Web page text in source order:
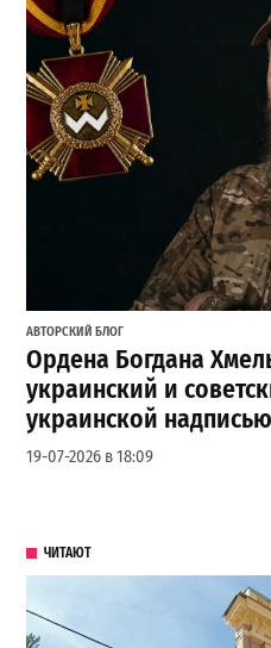
АВТОРСКИЙ БЛОГ
Ордена Богдана
украинский и
украинской надписью
19-07-2026 в 18:09
ЧИТАЮТ